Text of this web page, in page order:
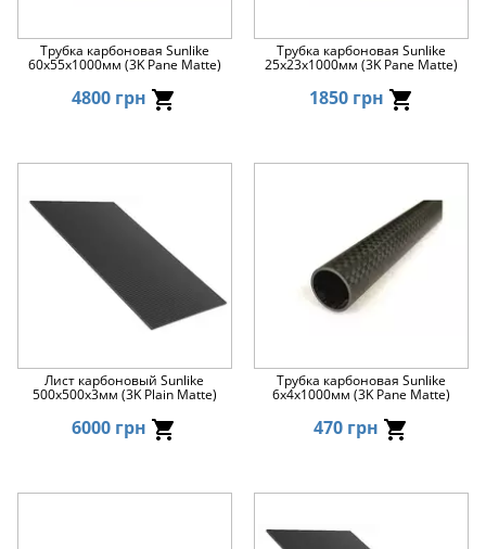
Трубка карбоновая Sunlike
60x55x1000мм (3K Pane Matte)
4800 грн
Трубка карбоновая Sunlike
25x23x1000мм (3K Pane Matte)
1850 грн
Лист карбоновый Sunlike
500x500x3мм (3K Plain Matte)
6000 грн
Трубка карбоновая Sunlike
6x4x1000мм (3K Pane Matte)
470 грн